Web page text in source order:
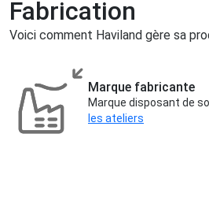
Fabrication
Voici comment Haviland gère sa
Marque fabricante
Marque disposant de
les ateliers